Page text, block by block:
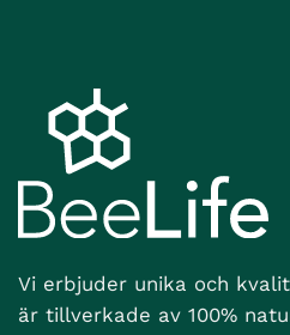
Vi erbjuder unika och
är tillverkade av 100%